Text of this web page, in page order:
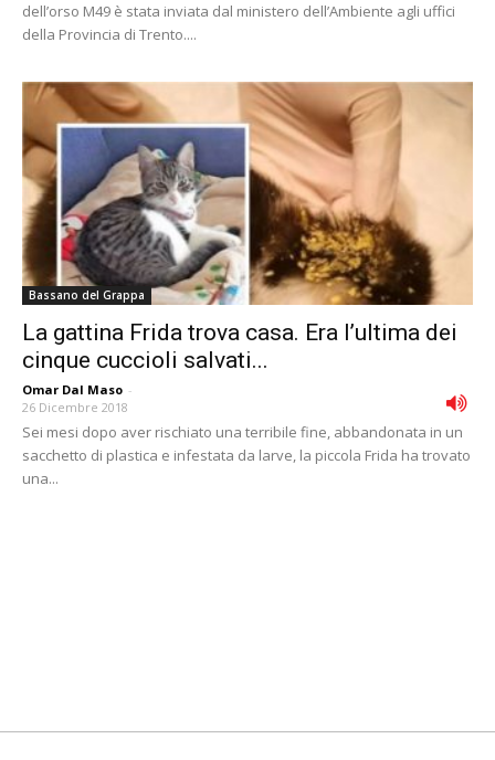
dell’orso M49 è stata inviata dal ministero dell’Ambiente agli uffici
della Provincia di Trento....
Bassano del Grappa
La gattina Frida trova casa. Era l’ultima dei
cinque cuccioli salvati...
Omar Dal Maso -
26 Dicembre 2018
Sei mesi dopo aver rischiato una terribile fine, abbandonata in un
sacchetto di plastica e infestata da larve, la piccola Frida ha trovato
una...